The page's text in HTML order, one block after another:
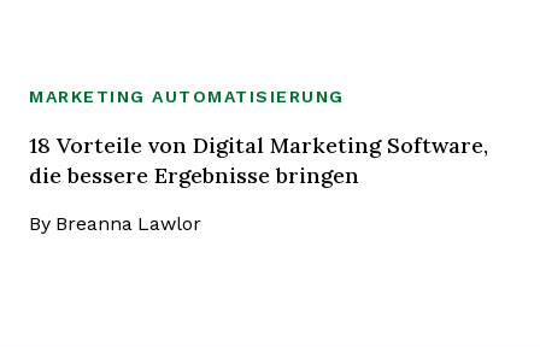
MARKETING AUTOMATISIERUNG
18 Vorteile von Digital Marketing Software,
die bessere Ergebnisse bringen
By Breanna Lawlor